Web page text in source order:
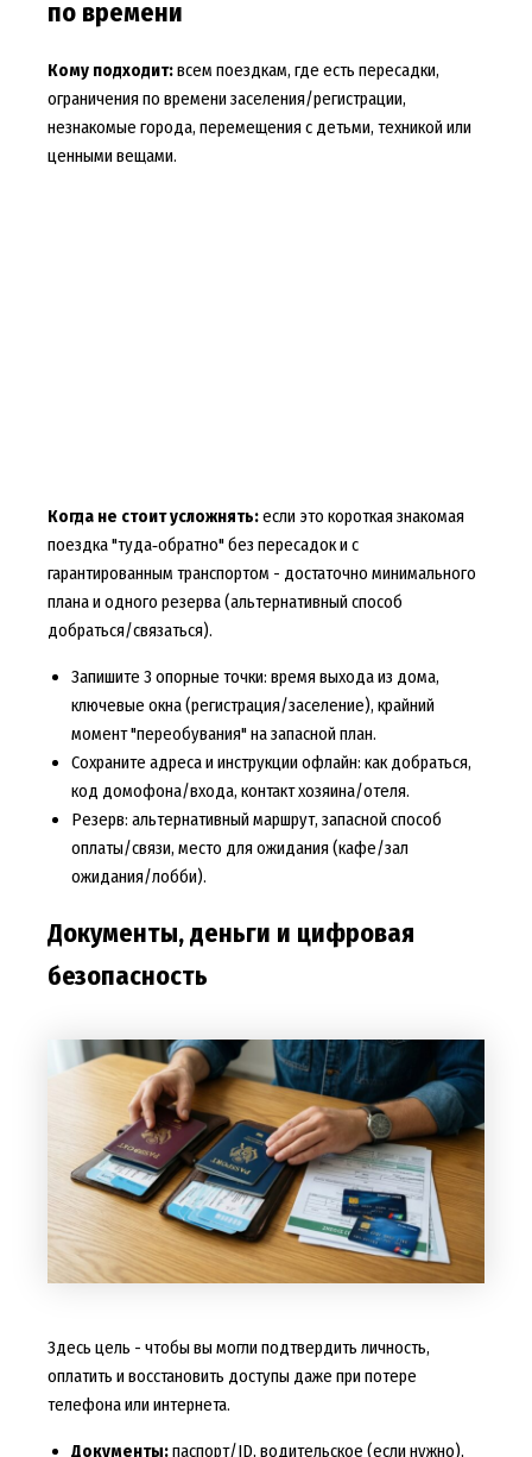
по времени
Кому подходит:всем поездкам, где есть пересадки,
ограничения по времени заселения/регистрации,
незнакомые города, перемещения с детьми, техникой или
ценными вещами.
Когда не стоит усложнять:если это короткая знакомая
поездка "туда‑обратно" без пересадок и с
гарантированным транспортом - достаточно минимального
плана и одного резерва (альтернативный способ
добраться/связаться).
Запишите 3 опорные точки: время выхода из дома,
ключевые окна (регистрация/заселение), крайний
момент "переобувания" на запасной план.
Сохраните адреса и инструкции офлайн: как добраться,
код домофона/входа, контакт хозяина/отеля.
Резерв: альтернативный маршрут, запасной способ
оплаты/связи, место для ожидания (кафе/зал
ожидания/лобби).
Документы, деньги и цифровая
безопасность
Здесь цель - чтобы вы могли подтвердить личность,
оплатить и восстановить доступы даже при потере
телефона или интернета.
Документы:паспорт/ID, водительское (если нужно),